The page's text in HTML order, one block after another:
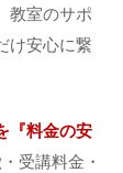
教室のサポ
け安心に繋
『料金の安
受講料金・